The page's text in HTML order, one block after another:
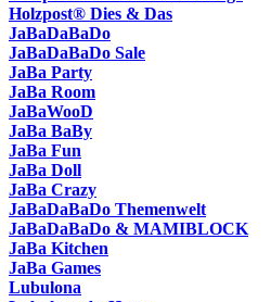
Holzpost® Dies & Das
JaBaDaBaDo
JaBaDaBaDo Sale
JaBa Party
JaBa Room
JaBaWooD
JaBa BaBy
JaBa Fun
JaBa Doll
JaBa Crazy
JaBaDaBaDo Themenwelt
JaBaDaBaDo & MAMIBLOCK
JaBa Kitchen
JaBa Games
Lubulona